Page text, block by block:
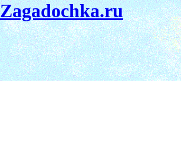
Zagadochka.ru